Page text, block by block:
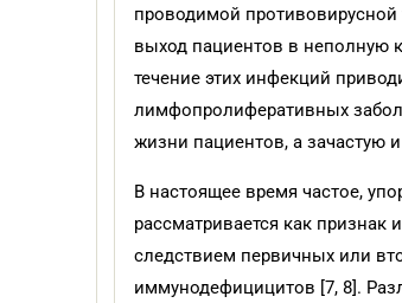
проводимой
выход пациентов в неполную
течение этих инфекций
лимфопролиферативных
жизни пациентов, а зачастую
В настоящее время частое,
рассматривается как
следствием первичных или
иммунодефицицитов [7, 8].